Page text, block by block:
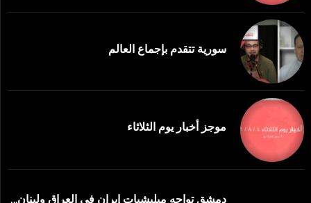
سورية تتقدم بإجماع العالم
موجز أخبار يوم الثلاثاء
دمشق تواجه ميليشيات إيران في العراق ولبنان…